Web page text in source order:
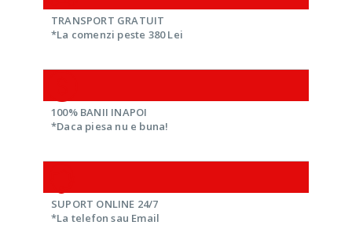
TRANSPORT GRATUIT
*La comenzi peste 380 Lei
100% BANII INAPOI
*Daca piesa nu e buna!
SUPORT ONLINE 24/7
*La telefon sau Email